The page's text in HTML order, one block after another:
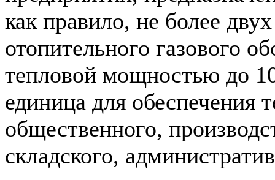
как правило, не более
отопительного газового
тепловой мощностью до
единица для обеспечения
общественного,
складского,